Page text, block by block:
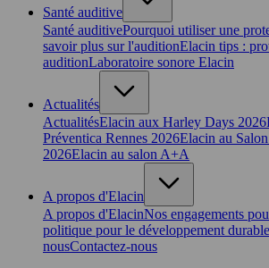
Santé auditive
Santé auditivePourquoi utiliser une
savoir plus sur l'auditionElacin tips :
auditionLaboratoire sonore Elacin
Actualités
ActualitésElacin aux Harley Days 2026
Préventica Rennes 2026Elacin au
2026Elacin au salon A+A
A propos d'Elacin
A propos d'ElacinNos engagements
politique pour le développement durable
nousContactez-nous